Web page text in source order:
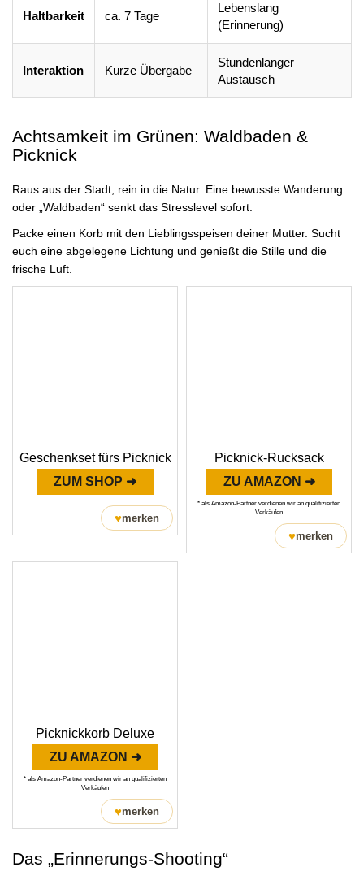
Haltbarkeit ca. 7 Tage
Lebenslang
(Erinnerung)
Interaktion Kurze Übergabe
Stundenlanger
Austausch
Achtsamkeit im Grünen: Waldbaden &
Picknick
Raus aus der Stadt, rein in die Natur. Eine bewusste Wanderung
oder „Waldbaden“ senkt das Stresslevel sofort.
Packe einen Korb mit den Lieblingsspeisen deiner Mutter. Sucht
euch eine abgelegene Lichtung und genießt die Stille und die
frische Luft.
Geschenkset fürs Picknick
ZUM SHOP ➜
♥merken
Picknick-Rucksack
ZU AMAZON ➜
* als Amazon-Partner verdienen wir an qualifizierten
Verkäufen
♥merken
Picknickkorb Deluxe
ZU AMAZON ➜
* als Amazon-Partner verdienen wir an qualifizierten
Verkäufen
♥merken
Das „Erinnerungs-Shooting“